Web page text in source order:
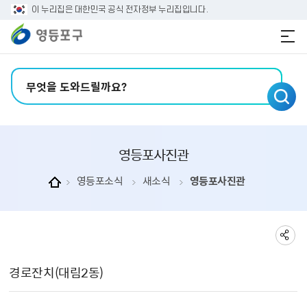
본문 바로가기
주메뉴 바로가기
이 누리집은 대한민국 공식 전자정부 누리집입니다.
영등포사진관
영등포소식 새소식 영등포사진관
경로잔치(대림2동)